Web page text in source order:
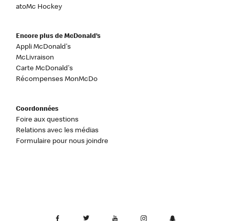
atoMc Hockey
Encore plus de McDonald’s
Appli McDonald's
McLivraison
Carte McDonald's
Récompenses MonMcDo
Coordonnées
Foire aux questions
Relations avec les médias
Formulaire pour nous joindre